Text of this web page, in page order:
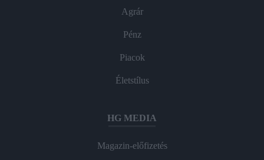
Agrár
Pénz
Piacok
Életstílus
HG MEDIA
Magazin-előfizetés